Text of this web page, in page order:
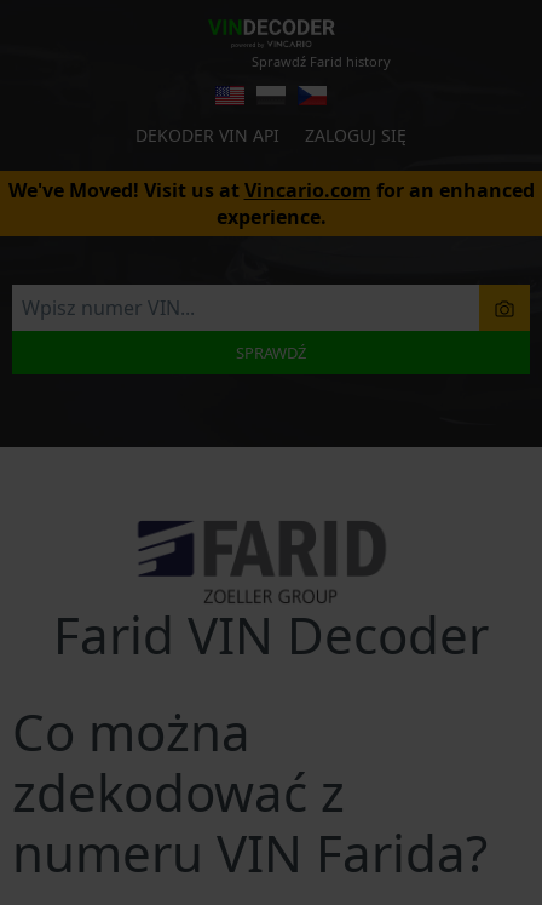
Sprawdź Farid history
DEKODER VIN API ZALOGUJ SIĘ
We've Moved! Visit us atVincario.com for an enhanced
experience.
SPRAWDŹ
Farid VIN Decoder
Co można
zdekodować z
numeru VIN Farida?